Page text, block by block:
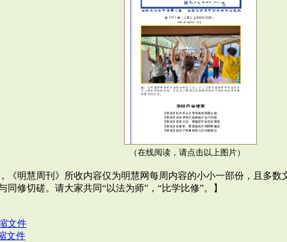
（在线阅读，请点击以上图片）
《明慧周刊》所收内容仅为明慧网每周内容的小小一部份，且多
同修切磋。请大家共同“以法为师”，“比学比修”。】
文件
文件